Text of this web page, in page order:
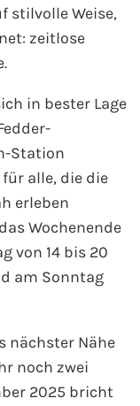
stilvolle Weise,
zeitlose
in bester Lage
Station
alle, die die
erleben
Wochenende
von 14 bis 20
am Sonntag
nächster Nähe
noch zwei
2025 bricht